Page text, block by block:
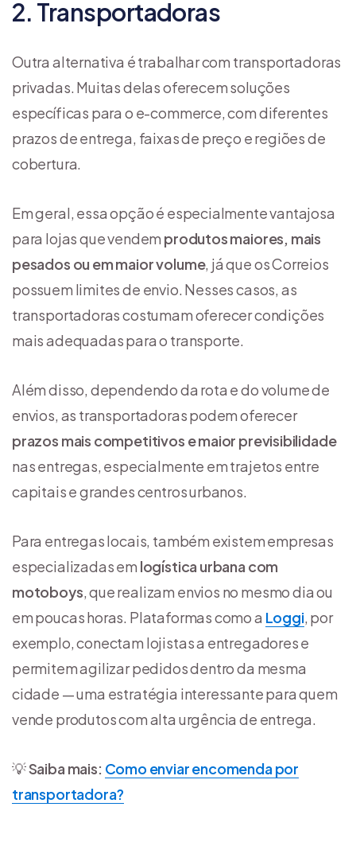
2. Transportadoras
Outra alternativa é trabalhar com transportadoras
privadas. Muitas delas oferecem soluções
específicas para o e-commerce, com diferentes
prazos de entrega, faixas de preço e regiões de
cobertura.
Em geral, essa opção é especialmente vantajosa
para lojas que vendem produtos maiores, mais
pesados ou em maior volume, já que os Correios
possuem limites de envio. Nesses casos, as
transportadoras costumam oferecer condições
mais adequadas para o transporte.
Além disso, dependendo da rota e do volume de
envios, as transportadoras podem oferecer
prazos mais competitivos e maior previsibilidade
nas entregas, especialmente em trajetos entre
capitais e grandes centros urbanos.
Para entregas locais, também existem empresas
especializadas em logística urbana com
motoboys, que realizam envios no mesmo dia ou
em poucas horas. Plataformas como a Loggi, por
exemplo, conectam lojistas a entregadores e
permitem agilizar pedidos dentro da mesma
cidade — uma estratégia interessante para quem
vende produtos com alta urgência de entrega.
💡Saiba mais: Como enviar encomenda por
transportadora?